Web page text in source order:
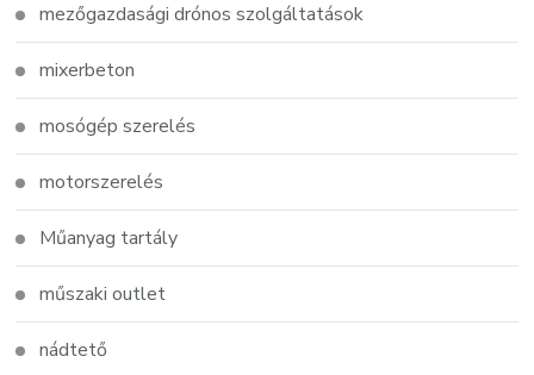
mezőgazdasági drónos szolgáltatások
mixerbeton
mosógép szerelés
motorszerelés
Műanyag tartály
műszaki outlet
nádtető